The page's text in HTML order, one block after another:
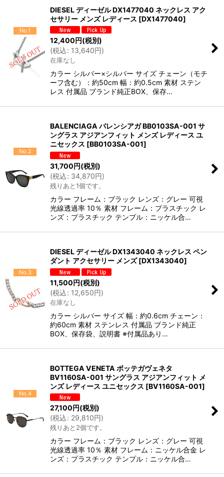
No.1
DIESEL ディーゼル DX1477040 ネックレス アク
セサリー メンズ レディース [DX1477040]
12,400円(税別)
(税込: 13,640円)
在庫なし
カラー シルバー×シルバー サイズ チェーン（モチ
ーフ含む）：約50cm 幅：約0.5cm 素材 ステン
レス 付属品 ブランド純正BOX、保存…
No.2
BALENCIAGA バレンシアガ BB0103SA-001 サ
ングラス アジアンフィット メンズ レディース ユ
ニセックス [BB0103SA-001]
31,700円(税別)
(税込: 34,870円)
残りあと1個です。
カラー フレーム：ブラック レンズ：グレー 可視
光線透過率 10％ 素材 フレーム：プラスチック レ
ンズ：プラスチック テンプル：ニッケル合…
No.3
DIESEL ディーゼル DX1343040 ネックレス ペン
ダント アクセサリー メンズ [DX1343040]
11,500円(税別)
(税込: 12,650円)
在庫なし
カラー シルバー サイズ 幅：約0.6cm チェーン：
約60cm 素材 ステンレス 付属品 ブランド純正
BOX、保存袋、説明書 ※付属品あり…
No.4
BOTTEGA VENETA ボッテガヴェネタ
BV1160SA-001 サングラス アジアンフィット メ
ンズ レディース ユニセックス [BV1160SA-001]
27,100 円(税別)
(税込: 29,810円)
残りあと2個です。
カラー フレーム：ブラック レンズ：グレー 可視
光線透過率 10％ 素材 フレーム：ニッケル合金 レ
ンズ：プラスチック テンプル：ニッケル合…